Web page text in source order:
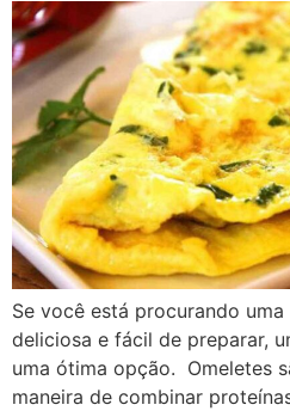
Se você está procurando
deliciosa e fácil de preparar,
uma ótima opção. Omeletes
maneira de combinar